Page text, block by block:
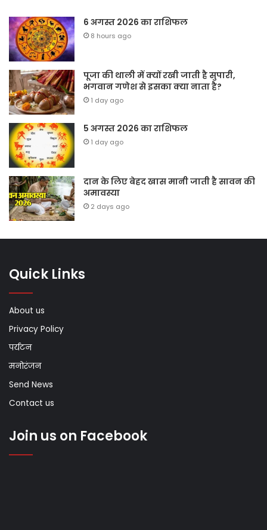
6 अगस्त 2026 का राशिफल
8 hours ago
पूजा की थाली में क्यों रखी जाती है सुपारी,
भगवान गणेश से इसका क्या नाता है?
1 day ago
5 अगस्त 2026 का राशिफल
1 day ago
दान के लिए बेहद खास मानी जाती है सावन की
अमावस्या
2 days ago
Quick Links
About us
Privacy Policy
पर्यटन
मनोरंजन
Send News
Contact us
Join us on Facebook